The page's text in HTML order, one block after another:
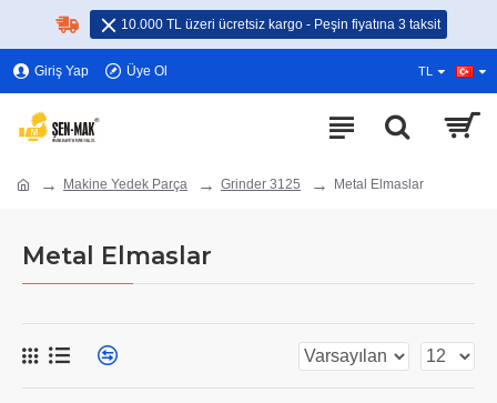
10.000 TL üzeri ücretsiz kargo - Peşin fiyatına 3 taksit
Giriş Yap Üye Ol TL
Makine Yedek Parça Grinder 3125 Metal Elmaslar
Metal Elmaslar